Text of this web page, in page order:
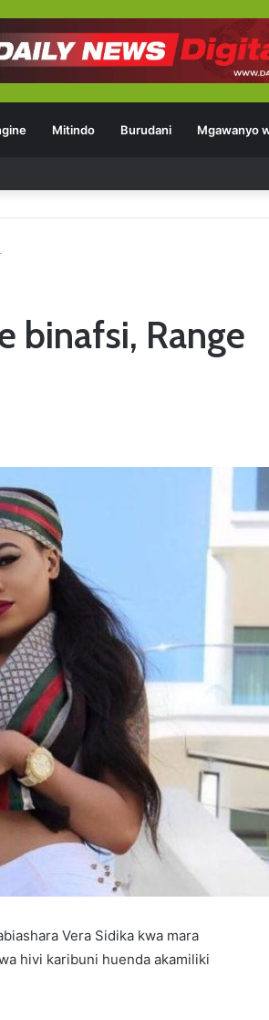
Mitindo Burudani Mgawanyo
binafsi, Range
Vera Sidika kwa mara
hivi karibuni huenda akamiliki